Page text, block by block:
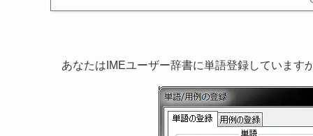
あなたはIMEユーザー辞書に単語登録しています